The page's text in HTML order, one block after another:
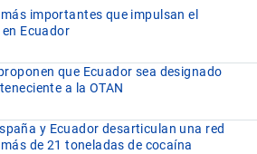
importantes que impulsan el
Ecuador
que Ecuador sea designado
a la OTAN
y Ecuador desarticulan una red
de 21 toneladas de cocaína